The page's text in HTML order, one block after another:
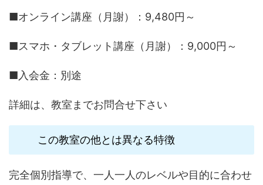
■オンライン講座（月謝）：9,480円～
■スマホ・タブレット講座（月謝）：9,000円～
■入会金：別途
詳細は、教室までお問合せ下さい
この教室の他とは異なる特徴
完全個別指導で、一人一人のレベルや目的に合わせ